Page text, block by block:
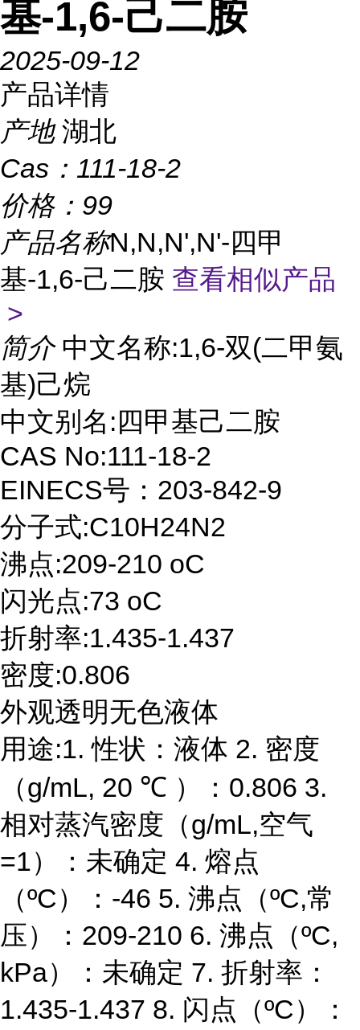
基-1,6-己二胺
2025-09-12
产品详情
产地 湖北
Cas： 111-18-2
价格： 99
产品名称N,N,N',N'-四甲
基-1,6-己二胺 查看相似产品
>
简介 中文名称:1,6-双(二甲氨
基)己烷
中文别名:四甲基己二胺
CAS No:111-18-2
EINECS号：203-842-9
分子式:C10H24N2
沸点:209-210 oC
闪光点:73 oC
折射率:1.435-1.437
密度:0.806
外观透明无色液体
用途:1. 性状：液体 2. 密度
（g/mL, 20 ℃ ）：0.806 3.
相对蒸汽密度（g/mL,空气
=1）：未确定 4. 熔点
（ºC）：-46 5. 沸点（ºC,常
压）：209-210 6. 沸点（ºC,
kPa）：未确定 7. 折射率：
1.435-1.437 8. 闪点（ºC）：